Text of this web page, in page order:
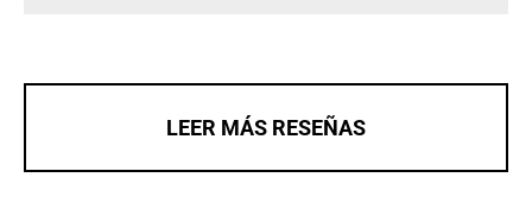
LEER MÁS RESEÑAS